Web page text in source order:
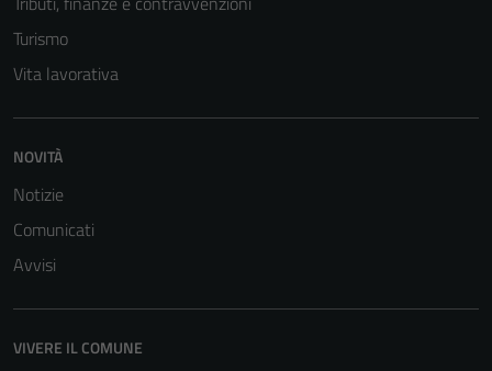
Turismo
Vita lavorativa
NOVITÀ
Notizie
Comunicati
Avvisi
VIVERE IL COMUNE